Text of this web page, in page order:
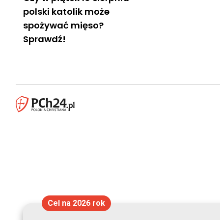
polski katolik może
spożywać mięso?
Sprawdź!
Cel na 2026 rok